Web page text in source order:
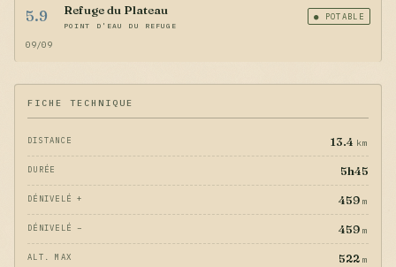
5.9 Refuge du Plateau
POINT D'EAU DU REFUGE
● POTABLE
09/09
FICHE TECHNIQUE
DISTANCE 13.4 km
DURÉE 5h45
DÉNIVELÉ + 459 m
DÉNIVELÉ − 459 m
ALT. MAX 522 m